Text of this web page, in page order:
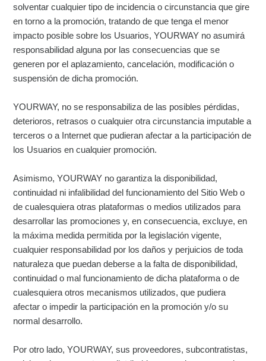
solventar cualquier tipo de incidencia o circunstancia que gire
en torno a la promoción, tratando de que tenga el menor
impacto posible sobre los Usuarios, YOURWAY no asumirá
responsabilidad alguna por las consecuencias que se
generen por el aplazamiento, cancelación, modificación o
suspensión de dicha promoción.
YOURWAY, no se responsabiliza de las posibles pérdidas,
deterioros, retrasos o cualquier otra circunstancia imputable a
terceros o a Internet que pudieran afectar a la participación de
los Usuarios en cualquier promoción.
Asimismo, YOURWAY no garantiza la disponibilidad,
continuidad ni infalibilidad del funcionamiento del Sitio Web o
de cualesquiera otras plataformas o medios utilizados para
desarrollar las promociones y, en consecuencia, excluye, en
la máxima medida permitida por la legislación vigente,
cualquier responsabilidad por los daños y perjuicios de toda
naturaleza que puedan deberse a la falta de disponibilidad,
continuidad o mal funcionamiento de dicha plataforma o de
cualesquiera otros mecanismos utilizados, que pudiera
afectar o impedir la participación en la promoción y/o su
normal desarrollo.
Por otro lado, YOURWAY, sus proveedores, subcontratistas,